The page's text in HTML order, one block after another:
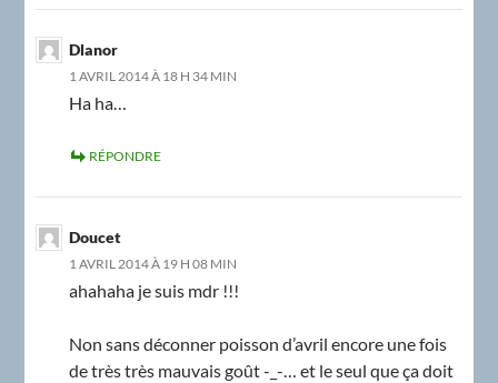
Dlanor
1 AVRIL 2014 À 18 H 34 MIN
Ha ha…
RÉPONDRE
Doucet
1 AVRIL 2014 À 19 H 08 MIN
ahahaha je suis mdr !!!
Non sans déconner poisson d’avril encore une fois
de très très mauvais goût -_-… et le seul que ça doit